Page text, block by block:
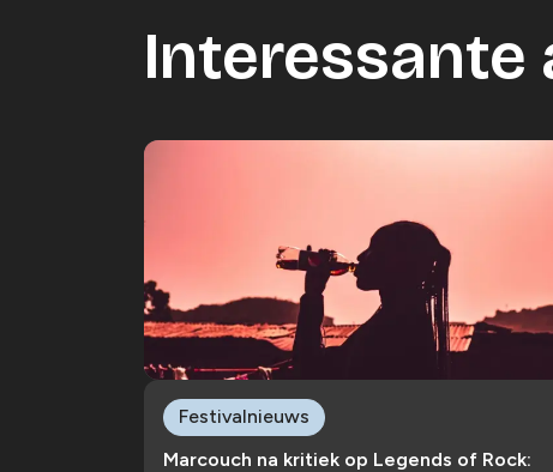
Interessante
Marcouch na kritiek op Legends of Rock:
Festivalnieuws